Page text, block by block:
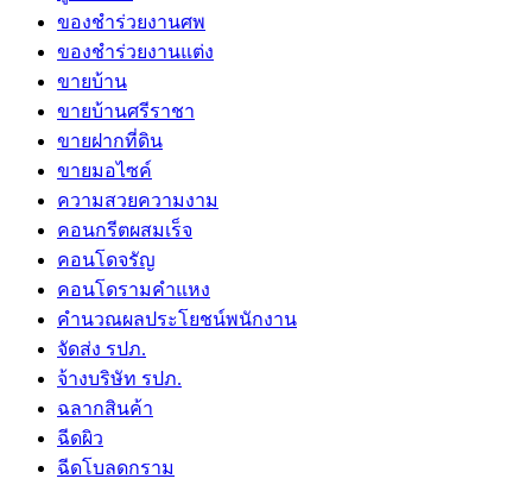
ของชำร่วยงานศพ
ของชำร่วยงานแต่ง
ขายบ้าน
ขายบ้านศรีราชา
ขายฝากที่ดิน
ขายมอไซค์
ความสวยความงาม
คอนกรีตผสมเร็จ
คอนโดจรัญ
คอนโดรามคำแหง
คำนวณผลประโยชน์พนักงาน
จัดส่ง รปภ.
จ้างบริษัท รปภ.
ฉลากสินค้า
ฉีดผิว
ฉีดโบลดกราม